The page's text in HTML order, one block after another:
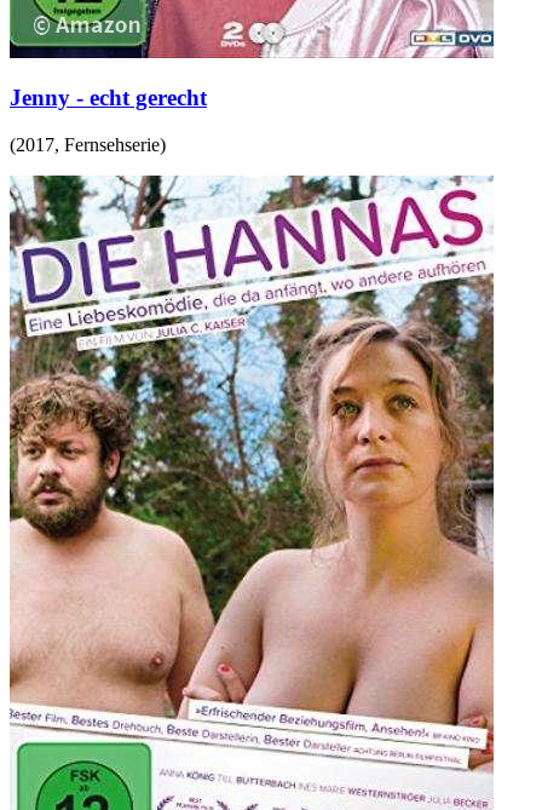
Jenny - echt gerecht
(2017, Fernsehserie)